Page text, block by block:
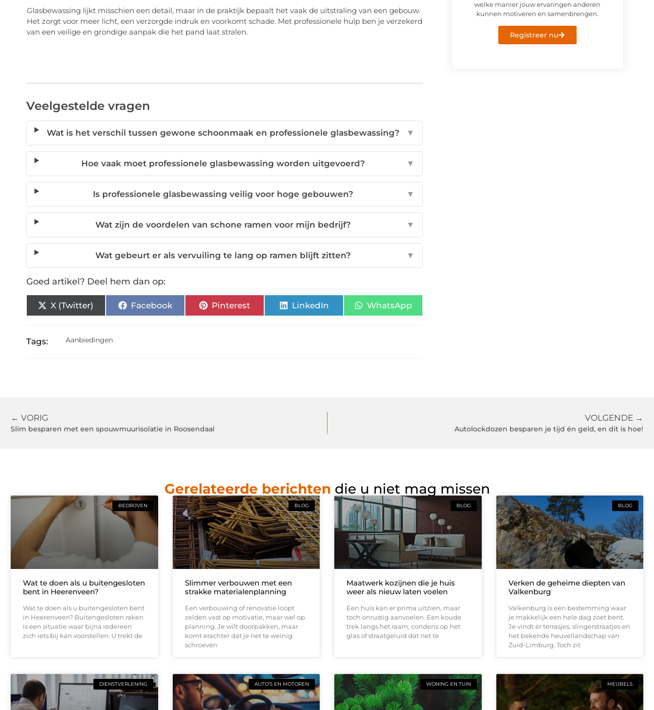
Glasbewassing lijkt misschien een detail, maar in de praktijk bepaalt het vaak de uitstraling van een gebouw.
Het zorgt voor meer licht, een verzorgde indruk en voorkomt schade. Met professionele hulp ben je verzekerd
van een veilige en grondige aanpak die het pand laat stralen.
Veelgestelde vragen
Wat is het verschil tussen gewone schoonmaak en professionele glasbewassing? ▼
Hoe vaak moet professionele glasbewassing worden uitgevoerd? ▼
Is professionele glasbewassing veilig voor hoge gebouwen? ▼
Wat zijn de voordelen van schone ramen voor mijn bedrijf? ▼
Wat gebeurt er als vervuiling te lang op ramen blijft zitten? ▼
Goed artikel? Deel hem dan op:
X (Twitter) Facebook Pinterest LinkedIn WhatsApp
Tags: Aanbiedingen
welke manier jouw ervaringen anderen
kunnen motiveren en samenbrengen.
Registreer nu
← VORIG
Slim besparen met een spouwmuurisolatie in Roosendaal
VOLGENDE →
Autolockdozen besparen je tijd én geld, en dit is hoe!
Gerelateerde berichten die u niet mag missen
BEDRIJVEN
Wat te doen als u buitengesloten
bent in Heerenveen?
Wat te doen als u buitengesloten bent
in Heerenveen? Buitengesloten raken
is een situatie waar bijna iedereen
zich iets bij kan voorstellen. U trekt de
BLOG
Slimmer verbouwen met een
strakke materialenplanning
Een verbouwing of renovatie loopt
zelden vast op motivatie, maar wel op
planning. Je wilt doorpakken, maar
komt erachter dat je net te weinig
schroeven
BLOG
Maatwerk kozijnen die je huis
weer als nieuw laten voelen
Een huis kan er prima uitzien, maar
toch onrustig aanvoelen. Een koude
trek langs het raam, condens op het
glas of straatgeluid dat net te
BLOG
Verken de geheime diepten van
Valkenburg
Valkenburg is een bestemming waar
je makkelijk een hele dag zoet bent.
Je vindt er terrasjes, slingerstraatjes en
het bekende heuvellandschap van
Zuid-Limburg. Toch zit
DIENSTVERLENING AUTO’S EN MOTOREN WONING EN TUIN MEUBELS